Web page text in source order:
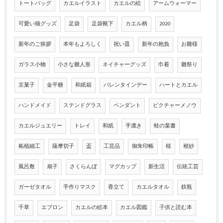
トートバッグ カエルイラスト カエルの絵 アームウォーマー
可愛い猫グッズ 足袋 足袋靴下 カエル柄 2020
新年のご挨拶 本年もよろしく 祝い皿 新年の抱負 お雛様
ガラス小物 小さな雛人形 ネイチャーグッズ 巾着 雛祭り
京菓子 金平糖 和紙箱 バレンタインデー ハートとカエル
ハンドメイド ステンドグラス ペンダント ピクチャーメノウ
カエルジュエリー トレイ 和紙 手漉き 蛙の葉書
柘植細工 薩摩切子 盃 工芸品 御朱印帳 桜 袱紗
風呂敷 扇子 さくらんぼ マグカップ 新生活 伝統工芸
ガーゼタオル 手作りマスク 香立て カエルタオル 鉄瓶
千草 エプロン カエルの絵本 カエル図鑑 子供と読む本